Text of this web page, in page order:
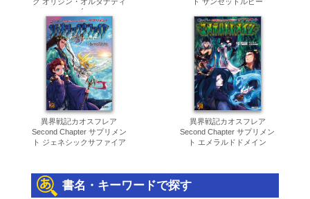
ブ
異界戦記カオスフレア
Second Chapter サプリメン
ト ジェネシックサファイア
異界戦記カオスフレア
Second Chapter サプリメン
ト エメラルドドメイン
書名・キーワードで探す